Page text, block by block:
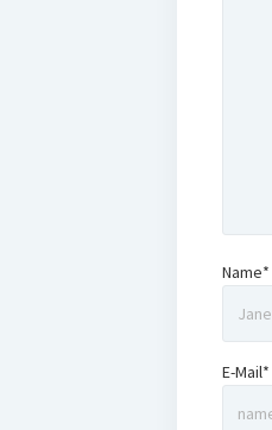
Name*
E-Mail*